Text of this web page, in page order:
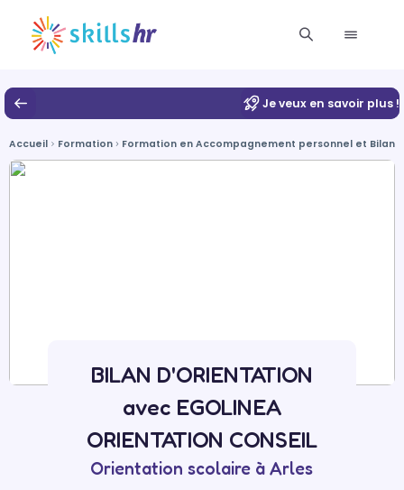
Je veux en savoir plus !
Accueil Formation Formation en Accompagnement personnel et Bilan
BILAN D'ORIENTATION
avec EGOLINEA
ORIENTATION CONSEIL
Orientation scolaire à Arles